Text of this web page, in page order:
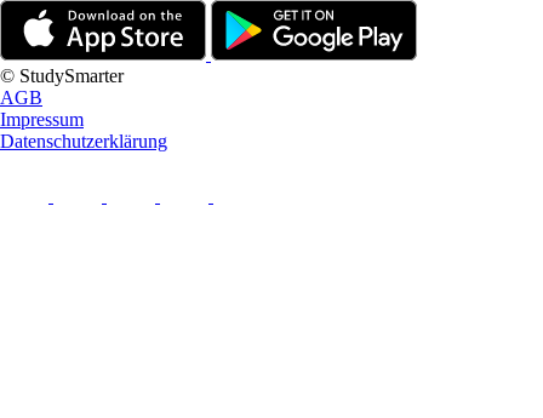
© StudySmarter
AGB
Impressum
Datenschutzerklärung